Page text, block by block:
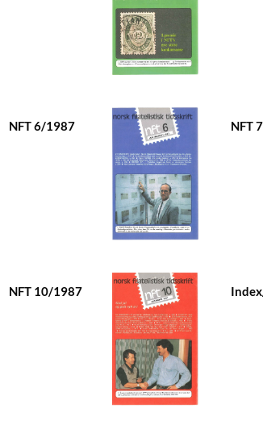
NFT 6/1987 NFT
NFT 10/1987